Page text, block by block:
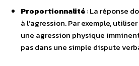
Proportionnalité: La réponse
à l’agression. Par exemple,
une agression physique
pas dans une simple dispute